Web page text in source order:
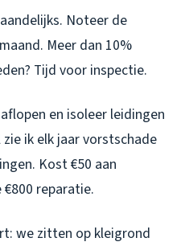
Noteer de
Meer dan 10%
Tijd voor inspectie.
en isoleer leidingen
ik elk jaar vorstschade
Kost €50 aan
reparatie.
we zitten op kleigrond